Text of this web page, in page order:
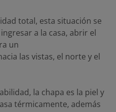
total, esta situación se
a la casa, abrir el
un
las vistas, el norte y el
la chapa es la piel y
térmicamente, además